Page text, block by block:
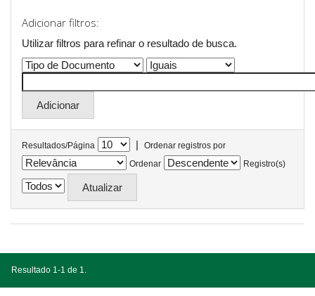
Adicionar filtros:
Utilizar filtros para refinar o resultado de busca.
Resultados/Página |
Ordenar registros por
Ordenar
Registro(s)
Resultado 1-1 de 1.